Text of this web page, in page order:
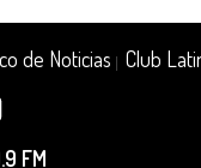
de Noticias Club
FM